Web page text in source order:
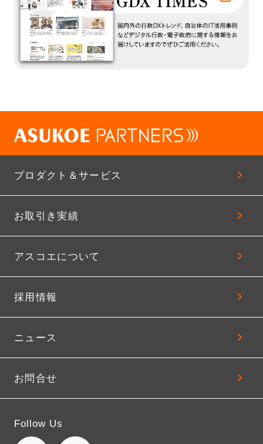
プロダクト＆サービス
お取引き実績
アスコエについて
採用情報
ニュース
お問合せ
Follow Us